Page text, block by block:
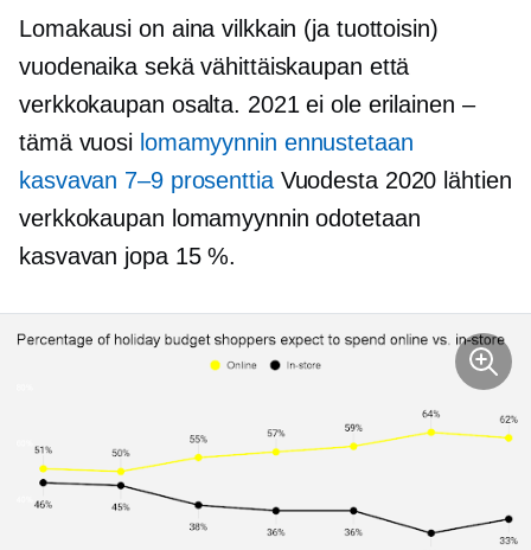
Lomakausi on aina vilkkain (ja tuottoisin)
vuodenaika sekä vähittäiskaupan että
verkkokaupan osalta. 2021 ei ole erilainen –
tämä vuosi lomamyynnin ennustetaan
kasvavan 7–9 prosenttiaVuodesta 2020 lähtien
verkkokaupan lomamyynnin odotetaan
kasvavan jopa 15 %.